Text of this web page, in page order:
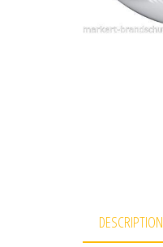
DESCRIPTION